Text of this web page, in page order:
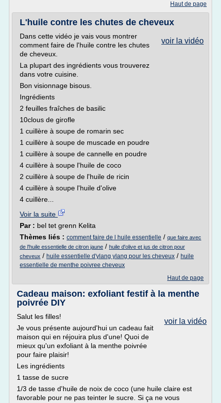
Haut de page
L'huile contre les chutes de cheveux
voir la vidéo
Dans cette vidéo je vais vous montrer
comment faire de l'huile contre les chutes
de cheveux.
La plupart des ingrédients vous trouverez
dans votre cuisine.
Bon visionnage bisous.
Ingrédients
2 feuilles fraîches de basilic
10clous de girofle
1 cuillère à soupe de romarin sec
1 cuillère à soupe de muscade en poudre
1 cuillère à soupe de cannelle en poudre
4 cuillère à soupe l'huile de coco
2 cuillère à soupe de l'huile de ricin
4 cuillère à soupe l'huile d'olive
4 cuillère...
Voir la suite
Par : bel tet grenn Kelita
Thèmes liés : comment faire de l huile essentielle / que faire avec
de l'huile essentielle de citron jaune / huile d'olive et jus de citron pour
cheveux / huile essentielle d'ylang ylang pour les cheveux / huile
essentielle de menthe poivree cheveux
Haut de page
Cadeau maison: exfoliant festif à la menthe
poivrée DIY
voir la vidéo
Salut les filles!
Je vous présente aujourd'hui un cadeau fait
maison qui en réjouira plus d'une! Quoi de
mieux qu'un exfoliant à la menthe poivrée
pour faire plaisir!
Les ingrédients
1 tasse de sucre
1/3 de tasse d'huile de noix de coco (une huile claire est
favorable pour ne pas teinter le sucre. Si ça ne vous